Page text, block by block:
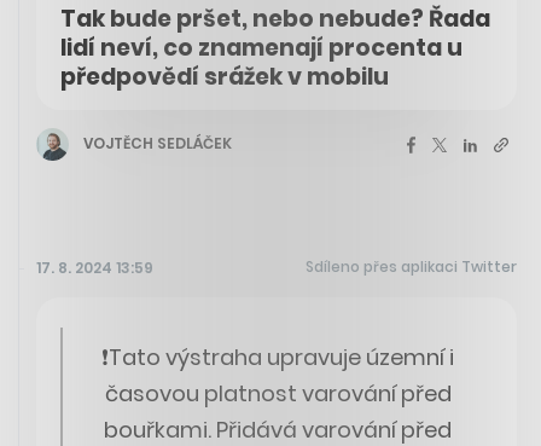
Tak bude pršet, nebo nebude? Řada
lidí neví, co znamenají procenta u
předpovědí srážek v mobilu
VOJTĚCH SEDLÁČEK
17. 8. 2024 13:59 Sdíleno přes aplikaci Twitter
❗️Tato výstraha upravuje územní i
časovou platnost varování před
bouřkami. Přidává varování před